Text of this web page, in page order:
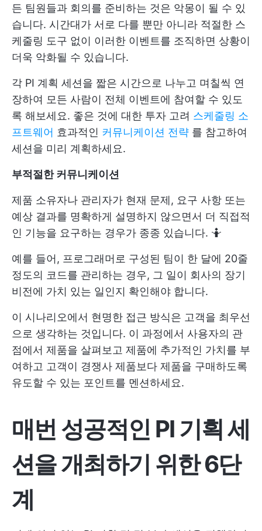
든 팀원들과 회의를 준비하는 것은 악몽이 될 수 있
습니다. 시간대가 서로 다를 뿐만 아니라 적절한 스
케줄링 도구 없이 이러한 이벤트를 조직하면 상황이
더욱 악화될 수 있습니다.
각 PI 계획 세션을 짧은 시간으로 나누고 며칠씩 연
장하여 모든 사람이 전체 이벤트에 참여할 수 있도
록 해보세요. 좋은 것에 대한 투자 고려 스케줄링 소
프트웨어 효과적인 커뮤니케이션 전략 를 참고하여
세션을 미리 계획하세요.
부적절한 커뮤니케이션
제품 소유자나 관리자가 현재 문제, 요구 사항 또는
예상 결과를 명확하게 설명하지 않으면서 더 직접적
인 기능을 요구하는 경우가 종종 있습니다. 🤷
예를 들어, 프로그래머로 구성된 팀이 한 달에 20줄
정도의 코드를 관리하는 경우, 그 일이 회사의 장기
비전에 가치 있는 일인지 확인해야 합니다.
이 시나리오에서 현명한 접근 방식은 고객을 최우선
으로 생각하는 것입니다. 이 과정에서 사용자의 관
점에서 제품을 살펴보고 제품에 추가적인 가치를 부
여하고 고객이 경쟁사 제품보다 제품을 구매하도록
유도할 수 있는 포인트를 멘션하세요.
매번 성공적인 PI 기획 세
션을 개최하기 위한 6단
계